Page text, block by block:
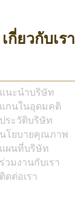
เกี่ยวกับเรา
แนะนำบริษัท
แกนในอุดมคติ
ประวัติบริษัท
นโยบายคุณภาพ
แผนที่บริษัท
ร่วมงานกับเรา
ติดต่อเรา